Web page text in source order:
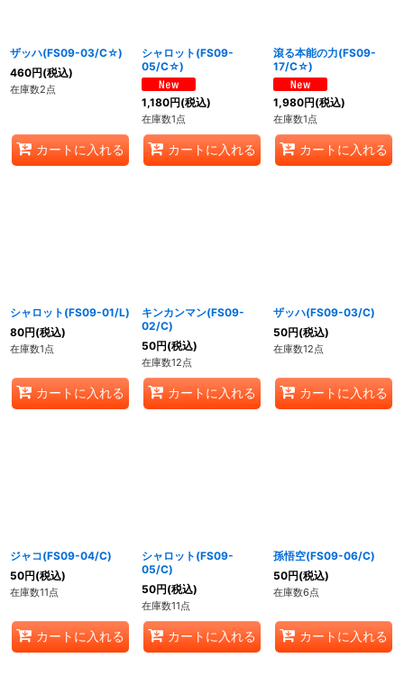
ザッハ(FS09-03/C☆)
460円(税込)
在庫数2点
カートに入れる
シャロット(FS09-
05/C☆)
1,180円(税込)
在庫数1点
カートに入れる
滾る本能の力(FS09-
17/C☆)
1,980円(税込)
在庫数1点
カートに入れる
シャロット(FS09-01/L)
80円(税込)
在庫数1点
カートに入れる
キンカンマン(FS09-
02/C)
50円(税込)
在庫数12点
カートに入れる
ザッハ(FS09-03/C)
50円(税込)
在庫数12点
カートに入れる
ジャコ(FS09-04/C)
50円(税込)
在庫数11点
カートに入れる
シャロット(FS09-
05/C)
50円(税込)
在庫数11点
カートに入れる
孫悟空(FS09-06/C)
50円(税込)
在庫数6点
カートに入れる